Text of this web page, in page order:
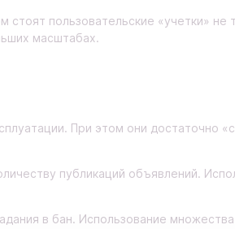
пользовательские «учетки» не
масштабах.
При этом они достаточно
публикаций объявлений.
в бан. Использование